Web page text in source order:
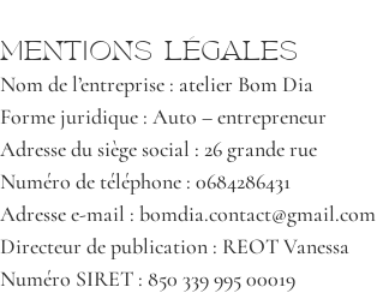
MENTIONS LÉGALES
Nom de l’entreprise : atelier Bom Dia
Forme juridique : Auto – entrepreneur
Adresse du siège social : 26 grande rue
Numéro de téléphone : 0684286431
Adresse e-mail : bomdia.contact@gmail.com
Directeur de publication : REOT Vanessa
Numéro SIRET : 850 339 995 00019